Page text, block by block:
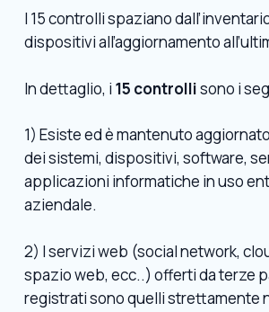
I 15 controlli spaziano
dispositivi all’aggiornamento
In dettaglio, i 15 controllisono i
1) Esiste ed è mantenuto
dei sistemi, dispositivi, software,
applicazioni informatiche in uso
aziendale.
2) I servizi web (social network,
spazio web, ecc..) offerti da terze
registrati sono quelli strettamente